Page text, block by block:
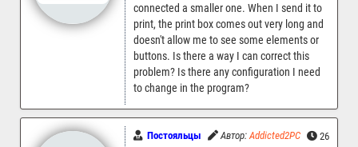
connected a smaller one. When I send it to
print, the print box comes out very long and
doesn't allow me to see some elements or
buttons. Is there a way I can correct this
problem? Is there any configuration I need
to change in the program?
Постояльцы Автор: Addicted2PC